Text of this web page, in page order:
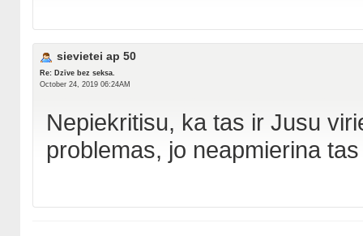
sievietei ap 50
Re: Dzīve bez seksa.
October 24, 2019 06:24AM
Nepiekritisu, ka tas ir Jusu
problemas, jo neapmierina